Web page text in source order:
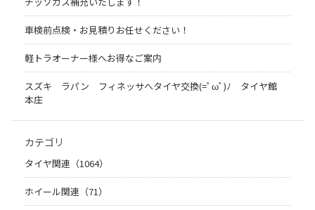
車検前点検・お見積りお任せください！
軽トラオーナー様へお得なご案内
スズキ ラパン フィネッサへタイヤ交換(=ﾟωﾟ)ﾉ タイヤ館
本庄
カテゴリ
タイヤ関連（1064）
ホイール関連（71）